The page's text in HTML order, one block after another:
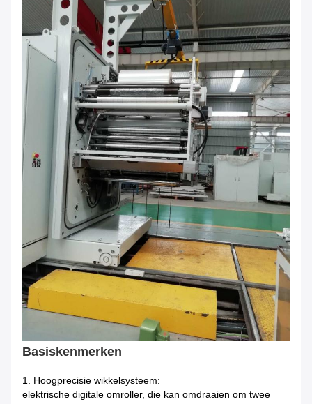
Basiskenmerken
1. Hoogprecisie wikkelsysteem:
elektrische digitale omroller, die kan omdraaien om twee